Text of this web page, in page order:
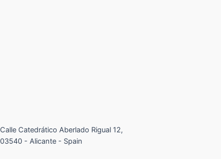
Calle Catedrático Aberlado Rigual 12,
03540 - Alicante - Spain